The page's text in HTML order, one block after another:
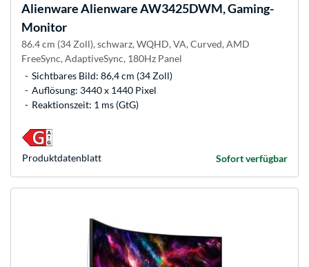
AlienwareAlienware AW3425DWM, Gaming-
Monitor
86.4 cm (34 Zoll), schwarz, WQHD, VA, Curved, AMD
FreeSync, AdaptiveSync, 180Hz Panel
Sichtbares Bild: 86,4 cm (34 Zoll)
Auflösung: 3440 x 1440 Pixel
Reaktionszeit: 1 ms (GtG)
Sofort verfügbar
Produkt­datenblatt